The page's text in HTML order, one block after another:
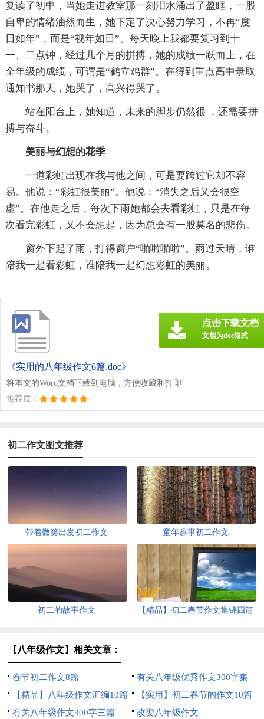
复读了初中，当她走进教室那一刻泪水涌出了盈眶，一股
自卑的情绪油然而生，她下定了决心努力学习，不再“度
日如年”，而是“视年如日”。每天晚上我都要复习到十
一、二点钟，经过几个月的拼搏，她的成绩一跃而上，在
全年级的成绩，可谓是“鹤立鸡群”。在得到重点高中录取
通知书那天，她哭了，高兴得哭了。
站在阳台上，她知道，未来的脚步仍然很 ，还需要拼
搏与奋斗。
美丽与幻想的花季
一道彩虹出现在我与他之间，可是要跨过它却不容
易。他说：“彩虹很美丽”。他说：“消失之后又会很空
虚”。在他走之后，每次下雨她都会去看彩虹，只是在每
次看完彩虹，又不会想起，因为总会有一股莫名的悲伤。
窗外下起了雨，打得窗户“啪啦啪啦”。雨过天晴，谁
陪我一起看彩虹，谁陪我一起幻想彩虹的美丽。
《实用的八年级作文6篇.doc》
将本文的Word文档下载到电脑，方便收藏和打印
推荐度：
点击下载文档
文档为doc格式
初二作文图文推荐
带着微笑出发初二作文 童年趣事初二作文
初二的故事作文 【精品】初二春节作文集锦四篇
【八年级作文】相关文章：
春节初二作文8篇
有关八年级优秀作文300字集
合10篇
【精品】八年级作文汇编10篇
【实用】初二春节的作文10篇
有关八年级作文300字三篇
改变八年级作文